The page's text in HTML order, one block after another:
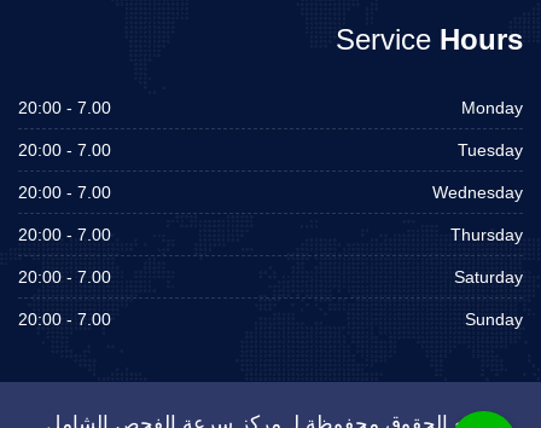
Service Hours
Monday
7.00 - 20:00
Tuesday
7.00 - 20:00
Wednesday
7.00 - 20:00
Thursday
7.00 - 20:00
Saturday
7.00 - 20:00
Sunday
7.00 - 20:00